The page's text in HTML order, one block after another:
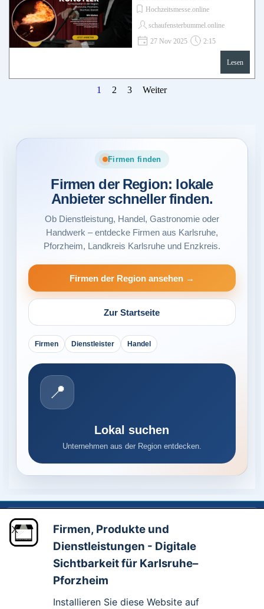
Hochzeitsmesse.online
schaufensterbummel.online
27 Nov 2025
2:15
Lesen
Aktuelle Seite:
1 Gehen Sie zu Seite:
2 Gehen Sie zu Seite:
3 Weiter
Firmen finden
Firmen der Region: lokale
Anbieter schneller finden.
Ob Dienstleistung, Handel, Gastronomie oder
Handwerk – entdecke Firmen aus Karlsruhe,
Pforzheim, Landkreis Karlsruhe und Enzkreis.
Firmen der Region ansehen →
Zur Startseite
Firmen Dienstleister Handel
📍
Lokal suchen
Unternehmen aus der Region entdecken.
Schaufensterbummel.online
Firmen · Produkte · Dienstleistungen
Schaufensterbummel.online ist ein Service von
VIDEO - MARKETING - WEBDESIGN
Firmen, Produkte und
Dienstleistungen - Digitale
Sichtbarkeit für Karlsruhe–
Pforzheim
Installieren Sie diese Website auf
X